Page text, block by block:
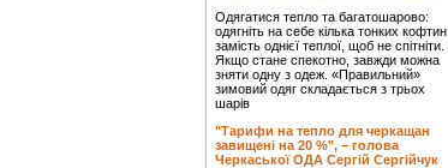
Одягатися тепло та багатошарово:
одягніть на себе кілька тонких кофтин
замість однієї теплої, щоб не спітніти.
Якщо стане спекотно, завжди можна
зняти одну з одеж. «Правильний»
зимовий одяг складається з трьох
шарів
"Тарифи на тепло для черкащан
завищені на 20 %", – голова
Черкаської ОДА Сергій Сергійчук